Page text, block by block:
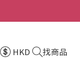
HKD 找商品